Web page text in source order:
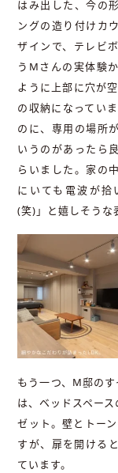
はみ出した、今の
ングの造り付けカ
ザインで、テレビ
うMさんの実体験
ように上部に穴が
の収納になってい
のに、専用の場所
いうのがあったら
らいました。家の
にいても電波が
(笑)」と嬉しそうな
もう一つ、M邸の
は、ベッドスペー
ゼット。壁とトー
すが、扉を開ける
ています。